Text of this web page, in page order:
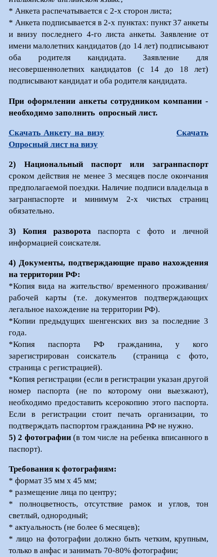
* Анкета распечатывается с 2-х сторон листа;
* Анкета подписывается в 2-х пунктах: пункт 37 анкеты
и внизу последнего 4-го листа анкеты. Заявление от
имени малолетних кандидатов (до 14 лет) подписывают
оба родителя кандидата. Заявление для
несовершеннолетних кандидатов (с 14 до 18 лет)
подписывают кандидат и оба родителя кандидата.
При оформлении анкеты сотрудником компании -
необходимо заполнить опросный лист.
Скачать Анкету на визу
Скачать
Опросный лист на визу
2) Национальный паспорт или загранпаспорт
сроком действия не менее 3 месяцев после окончания
предполагаемой поездки. Наличие подписи владельца в
загранпаспорте и минимум 2-х чистых страниц
обязательно.
3) Копия разворота паспорта с фото и личной
информацией соискателя.
4) Документы, подтверждающие право нахождения
на территории РФ:
*Копия вида на жительство/ временного проживания/
рабочей карты (т.е. документов подтверждающих
легальное нахождение на территории РФ).
*Копии предыдущих шенгенских виз за последние 3
года.
*Копия паспорта РФ гражданина, у кого
зарегистрирован соискатель (страница с фото,
страница с регистрацией).
*Копия регистрации (если в регистрации указан другой
номер паспорта (не по которому они выезжают),
необходимо предоставить ксерокопию этого паспорта.
Если в регистрации стоит печать организации, то
подтверждать паспортом гражданина РФ не нужно.
5) 2 фотографии(в том числе на ребенка вписанного в
паспорт).
Требования к фотографиям:
* формат 35 мм x 45 мм;
* размещение лица по центру;
* полноцветность, отсутствие рамок и углов, тон
светлый, однородный;
* актуальность (не более 6 месяцев);
* лицо на фотографии должно быть четким, крупным,
только в анфас и занимать 70-80% фотографии;